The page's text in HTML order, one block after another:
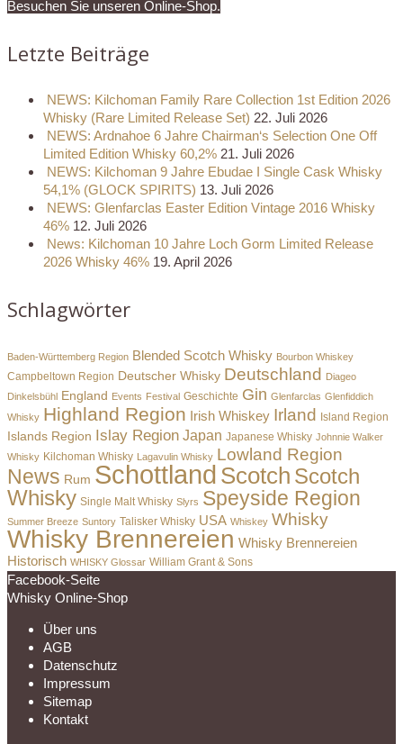
Besuchen Sie unseren Online-Shop.
Letzte Beiträge
NEWS: Kilchoman Family Rare Collection 1st Edition 2026
Whisky (Rare Limited Release Set) 22. Juli 2026
NEWS: Ardnahoe 6 Jahre Chairman‘s Selection One Off
Limited Edition Whisky 60,2% 21. Juli 2026
NEWS: Kilchoman 9 Jahre Ebudae I Single Cask Whisky
54,1% (GLOCK SPIRITS) 13. Juli 2026
NEWS: Glenfarclas Easter Edition Vintage 2016 Whisky
46% 12. Juli 2026
News: Kilchoman 10 Jahre Loch Gorm Limited Release
2026 Whisky 46% 19. April 2026
Schlagwörter
Baden-Württemberg Region Blended Scotch Whisky Bourbon Whiskey
Campbeltown Region Deutscher Whisky Deutschland Diageo
Dinkelsbühl England Events Festival Geschichte Gin Glenfarclas Glenfiddich
Whisky Highland Region Irish Whiskey Irland Island Region
Islands Region Islay Region Japan Japanese Whisky Johnnie Walker
Whisky Kilchoman Whisky Lagavulin Whisky Lowland Region
News Rum Schottland Scotch Scotch
Whisky Single Malt Whisky Slyrs Speyside Region
Summer Breeze Suntory Talisker Whisky USA Whiskey Whisky
Whisky Brennereien Whisky Brennereien
Historisch WHISKY Glossar William Grant & Sons
Facebook-Seite
Whisky Online-Shop
Über uns
AGB
Datenschutz
Impressum
Sitemap
Kontakt